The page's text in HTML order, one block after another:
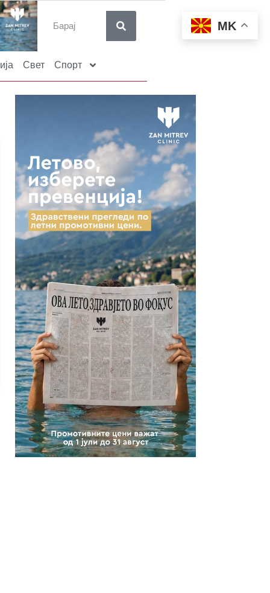
Свет Спорт
MK